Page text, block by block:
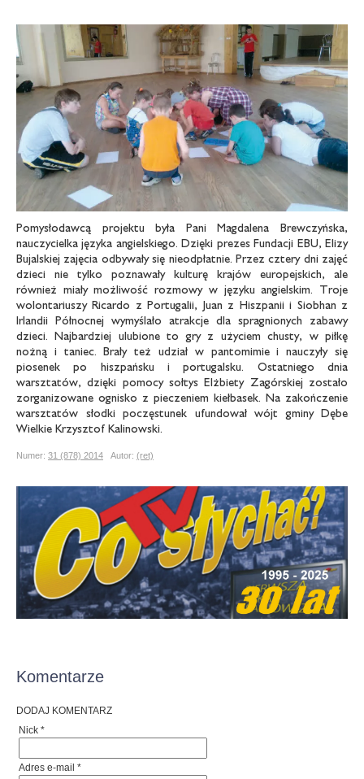
Pomysłodawcą projektu była Pani Magdalena Brewczyńska,
nauczycielka języka angielskiego. Dzięki prezes Fundacji EBU, Elizy
Bujalskiej zajęcia odbywały się nieodpłatnie. Przez cztery dni zajęć
dzieci nie tylko poznawały kulturę krajów europejskich, ale
również miały możliwość rozmowy w języku angielskim. Troje
wolontariuszy Ricardo z Portugalii, Juan z Hiszpanii i Siobhan z
Irlandii Północnej wymyślało atrakcje dla spragnionych zabawy
dzieci. Najbardziej ulubione to gry z użyciem chusty, w piłkę
nożną i taniec. Brały też udział w pantomimie i nauczyły się
piosenek po hiszpańsku i portugalsku. Ostatniego dnia
warsztatów, dzięki pomocy sołtys Elżbiety Zagórskiej zostało
zorganizowane ognisko z pieczeniem kiełbasek. Na zakończenie
warsztatów słodki poczęstunek ufundował wójt gminy Dębe
Wielkie Krzysztof Kalinowski.
Numer: 31 (878) 2014 Autor: (ret)
Komentarze
DODAJ KOMENTARZ
Nick *
Adres e-mail *